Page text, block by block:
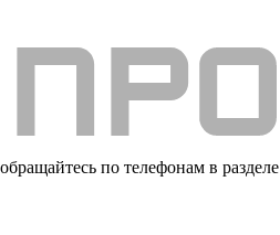
по телефонам в разделе